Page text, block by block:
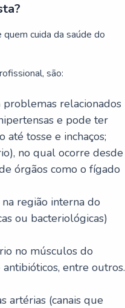
cuida da saúde do
são:
problemas relacionados
e pode ter
até tosse e inchaços;
no qual ocorre desde
órgãos como o fígado
região interna do
ou bacteriológicas)
no músculos do
entre outros.
artérias (canais que